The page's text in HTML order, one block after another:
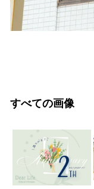
すべての画像